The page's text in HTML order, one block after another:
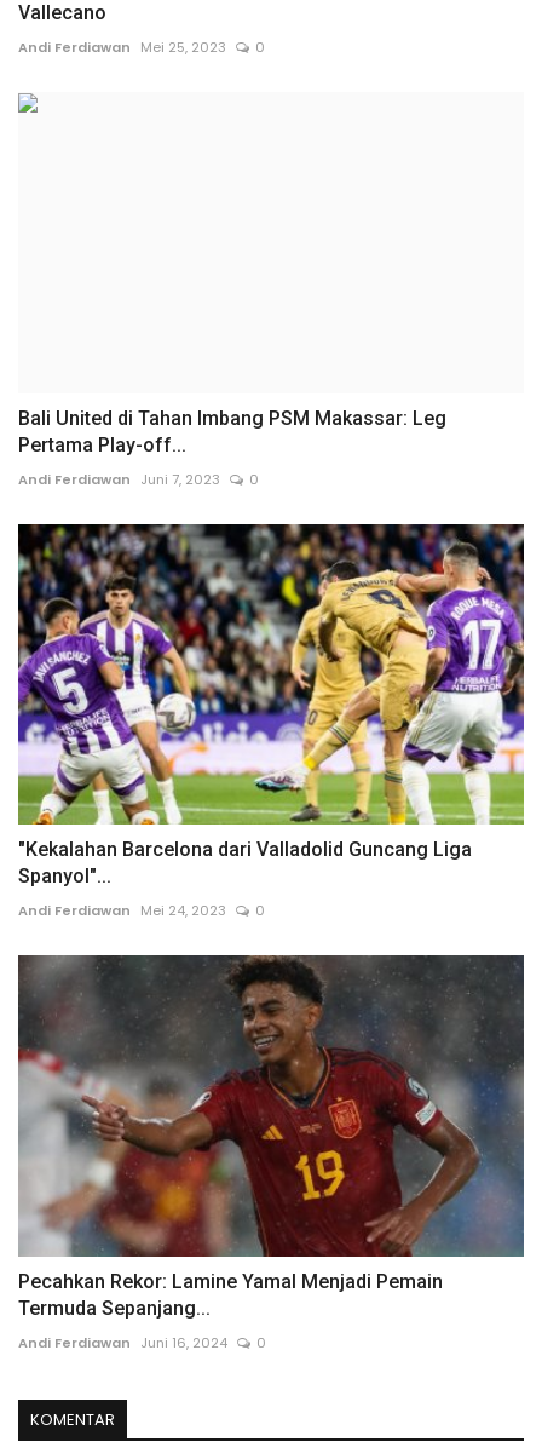
Vallecano
Andi Ferdiawan Mei 25, 2023 0
Bali United di Tahan Imbang PSM Makassar: Leg
Pertama Play-off...
Andi Ferdiawan Juni 7, 2023 0
"Kekalahan Barcelona dari Valladolid Guncang Liga
Spanyol"...
Andi Ferdiawan Mei 24, 2023 0
Pecahkan Rekor: Lamine Yamal Menjadi Pemain
Termuda Sepanjang...
Andi Ferdiawan Juni 16, 2024 0
KOMENTAR